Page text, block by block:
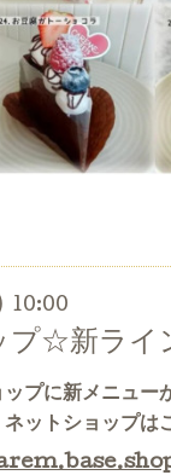
10:00
プ☆新ライ
プに新メニュー
ットショップは